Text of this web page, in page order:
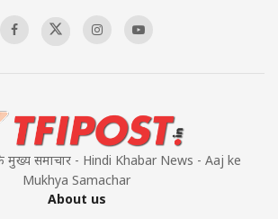
मुख्य समाचार - Hindi Khabar News - Aaj ke
Mukhya Samachar
About us